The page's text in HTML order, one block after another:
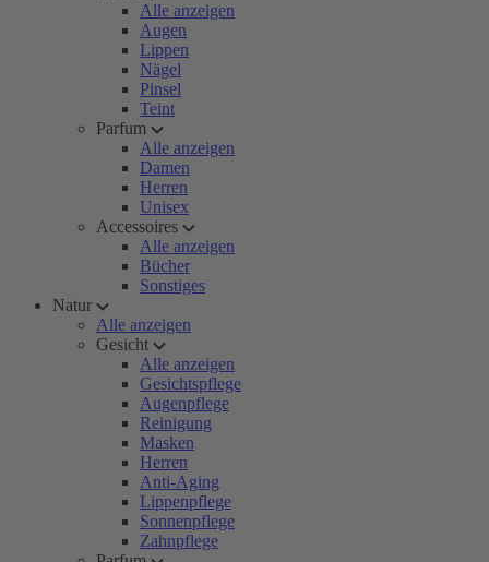
Alle anzeigen
Augen
Lippen
Nägel
Pinsel
Teint
Parfum
Alle anzeigen
Damen
Herren
Unisex
Accessoires
Alle anzeigen
Bücher
Sonstiges
Natur
Alle anzeigen
Gesicht
Alle anzeigen
Gesichtspflege
Augenpflege
Reinigung
Masken
Herren
Anti-Aging
Lippenpflege
Sonnenpflege
Zahnpflege